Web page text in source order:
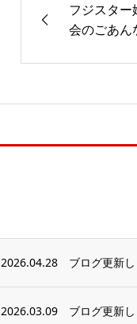
フジスタ
会のごあん
2026.04.28 ブログ更新
2026.03.09 ブログ更新